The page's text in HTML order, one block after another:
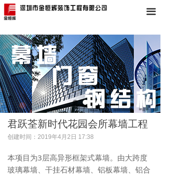
끀
君跃荃新时代花园会所幕墙工程
创建时间： 2019年4月2日 17:38
本项目为3层高异形框架式幕墙。由大跨度
玻璃幕墙、干挂石材幕墙、铝板幕墙、铝合